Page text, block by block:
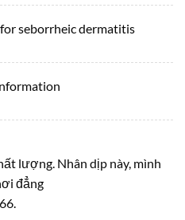
seborrheic dermatitis
lượng. Nhân dịp này, mình
đẳng